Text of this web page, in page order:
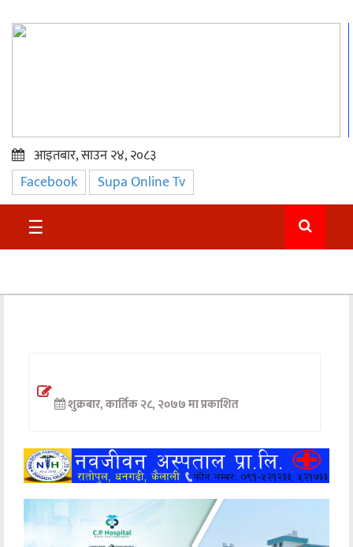
प्रमुख
समाचार
सुदुर
अन्तर्वार्ता
खेलकुद
मनोरञ्जन
अन्य
आइतबार, साउन २४, २०८३
Facebook Supa Online Tv
☰
शुक्रबार, कार्तिक २८, २०७७ मा प्रकाशित